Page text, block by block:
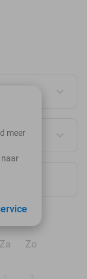
Za Zo
meer
naar